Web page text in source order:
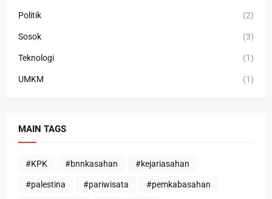
Politik (2)
Sosok (3)
Teknologi (1)
UMKM (1)
MAIN TAGS
#KPK #bnnkasahan #kejariasahan
#palestina #pariwisata #pemkabasahan